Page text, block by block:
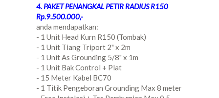
4. PAKET PENANGKAL PETIR RADIUS R150
Rp.9.500.000,-
anda mendapatkan:
- 1 Unit Head Kurn R150 (Tombak)
- 1 Unit Tiang Triport 2" x 2m
- 1 Unit As Grounding 5/8" x 1m
- 1 Unit Bak Control + Plat
- 15 Meter Kabel BC70
- 1 Titik Pengeboran Grounding Max 8 meter